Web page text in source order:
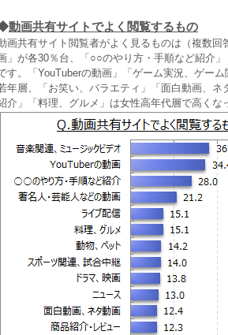
動画共有サイトでよく閲覧するもの
画共有サイト閲覧者がよく見るものは（複数
」が各30％台、「○○のやり方・手順など紹介
す。「YouTuberの動画」「ゲーム実況、ゲー
年層、「お笑い、バラエティ」「面白動画、
介」「料理、グルメ」は女性高年代層で高くな